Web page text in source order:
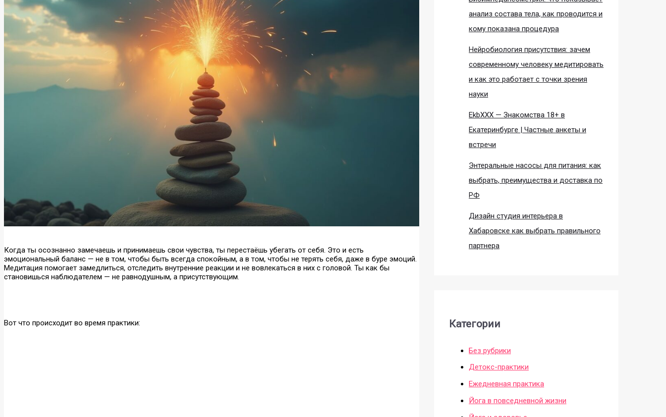
Когда ты осознанно замечаешь и принимаешь свои чувства, ты перестаёшь убегать от себя. Это и есть
эмоциональный баланс — не в том, чтобы быть всегда спокойным, а в том, чтобы не терять себя, даже в буре эмоций.
Медитация помогает замедлиться, отследить внутренние реакции и не вовлекаться в них с головой. Ты как бы
становишься наблюдателем — не равнодушным, а присутствующим.
Вот что происходит во время практики:
анализ состава тела, как проводится и
кому показана процедура
Нейробиология присутствия: зачем
современному человеку медитировать
и как это работает с точки зрения
науки
EkbXXX — Знакомства 18+ в
Екатеринбурге | Частные анкеты и
встречи
Энтеральные насосы для питания: как
выбрать, преимущества и доставка по
РФ
Дизайн студия интерьера в
Хабаровске как выбрать правильного
партнера
Категории
Без рубрики
Детокс-практики
Ежедневная практика
Йога в повседневной жизни